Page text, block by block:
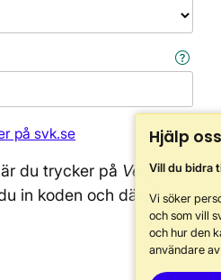
på svk.se
du trycker på Verifiera
in koden och därefter
Hjälp
Vill du bidra
Vi söker
och som vill
och hur den
användare